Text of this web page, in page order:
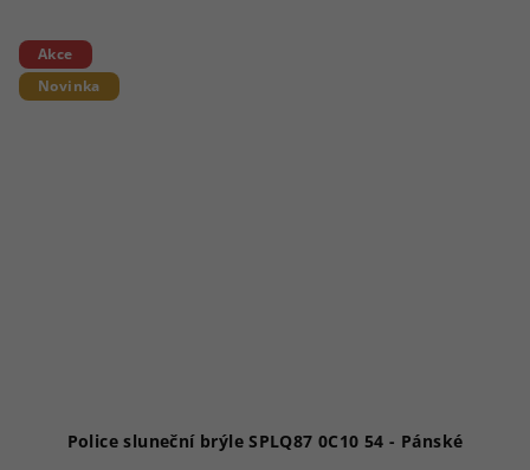
Akce
Novinka
Police sluneční brýle SPLQ87 0C10 54 - Pánské